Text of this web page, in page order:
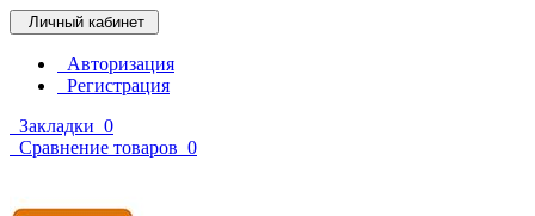
Личный кабинет
Авторизация
Регистрация
Закладки 0
Сравнение товаров 0